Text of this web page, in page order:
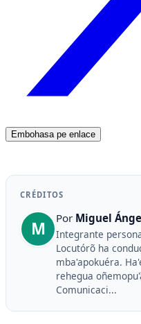
Embohasa pe enlace
CRÉDITOS
M
Por Miguel
Integrante
Locutórõ ha
mba'apokuéra.
rehegua
Comunicaci...